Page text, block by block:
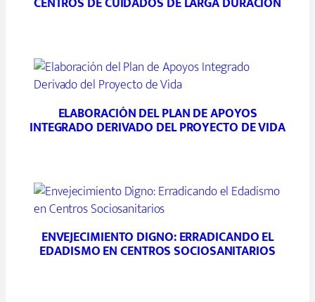
ELABORACIÓN DEL PLAN DE APOYOS
INTEGRADO DERIVADO DEL PROYECTO DE VIDA
ENVEJECIMIENTO DIGNO: ERRADICANDO EL
EDADISMO EN CENTROS SOCIOSANITARIOS